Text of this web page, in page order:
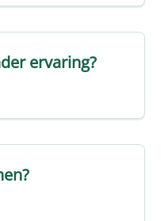
ervaring?